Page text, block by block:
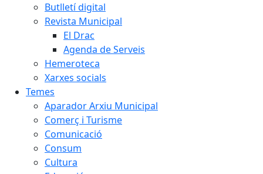
Butlletí digital
Revista Municipal
El Drac
Agenda de Serveis
Hemeroteca
Xarxes socials
Temes
Aparador Arxiu Municipal
Comerç i Turisme
Comunicació
Consum
Cultura